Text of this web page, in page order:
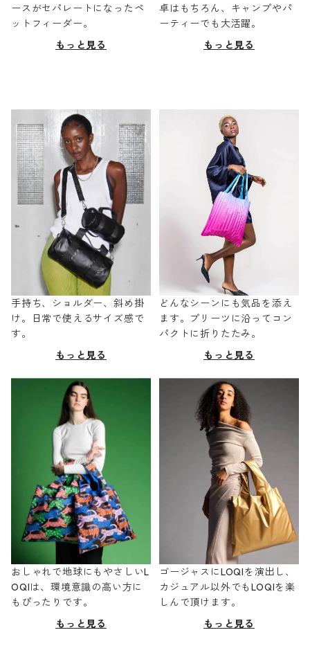
ースがセパレートになったペ
ットフィーダー。
もっと見る
卓はもちろん、キャンプやパ
ーティーでも大活躍。
もっと見る
手持ち、ショルダー、斜め掛
け。日常で使えるサイズ感で
す。
もっと見る
どんなシーンにも気品を添え
ます。プリーツに沿ってコン
パクトに折りたたみ。
もっと見る
おしゃれで地球にもやさしいL
OQIは、環境意識の高い方に
もぴったりです。
もっと見る
ゴージャスにLOQIを演出し、
カジュアル以外でもLOQIを楽
しんで頂けます。
もっと見る